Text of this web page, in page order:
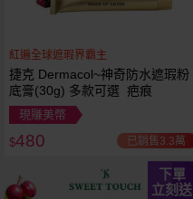
紅遍全球遮瑕界霸主
捷克 Dermacol~神奇防水遮瑕粉
底膏(30g) 多款可選 疤痕
現賺美幣
$480 已銷售3.3萬
下單
立刻送